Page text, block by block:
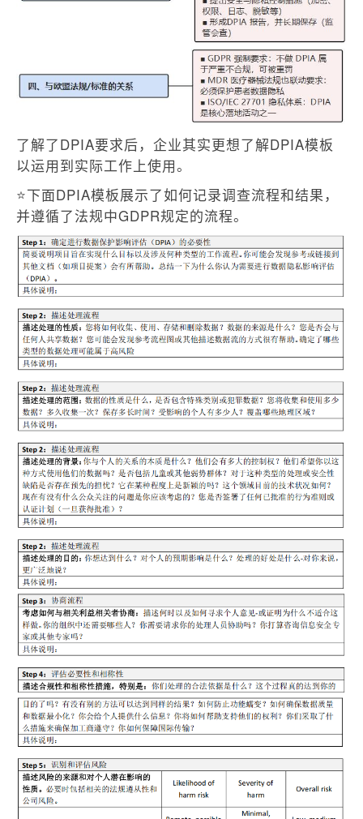
了解了DPIA要求后，企业其实更想了解DPIA模板
以运用到实际工作上使用。
⭐下面DPIA模板展示了如何记录调查流程和结果 ，
并遵循了法规中GDPR规定的流程。